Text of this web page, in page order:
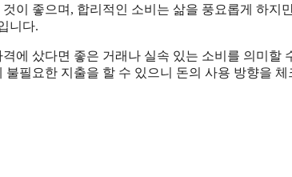
이 좋으며, 합리적인 소비는 삶을 풍요롭게 하지
니다.
에 샀다면 좋은 거래나 실속 있는 소비를 의미할
불필요한 지출을 할 수 있으니 돈의 사용 방향을 체